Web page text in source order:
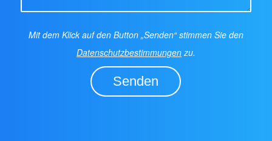
Mit dem Klick auf den Button „Senden“ stimmen Sie den
Datenschutzbestimmungenzu.